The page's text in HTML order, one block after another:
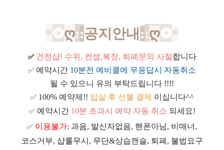
*❂ღ::공지안내 ::ღ❂*
✅ 건전샵! 수위, 컨셉,복장, 퇴폐문의 사절합니다
✅ 예약시간 10분전 예비콜에 무응답시 자동취소
될 수 있으니 유의 부탁드립니다 !!!!
✅ 100% 예약제!! 입실 후 선불 결제 이십니다^^
✅ 예약시간 10분 초과시 예약 자동 취소 되세요!
✅ 이용불가: 과음, 발신자없음, 핸폰아님, 비매너,
코스거부, 샵룰무시, 무단&상습캔슬, 퇴폐, 불법요구